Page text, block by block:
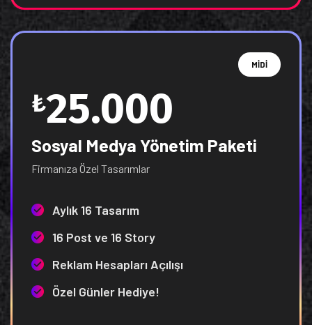
MİDİ
₺25.000
Sosyal Medya Yönetim Paketi
Firmanıza Özel Tasarımlar
Aylık 16 Tasarım
16 Post ve 16 Story
Reklam Hesapları Açılışı
Özel Günler Hediye!